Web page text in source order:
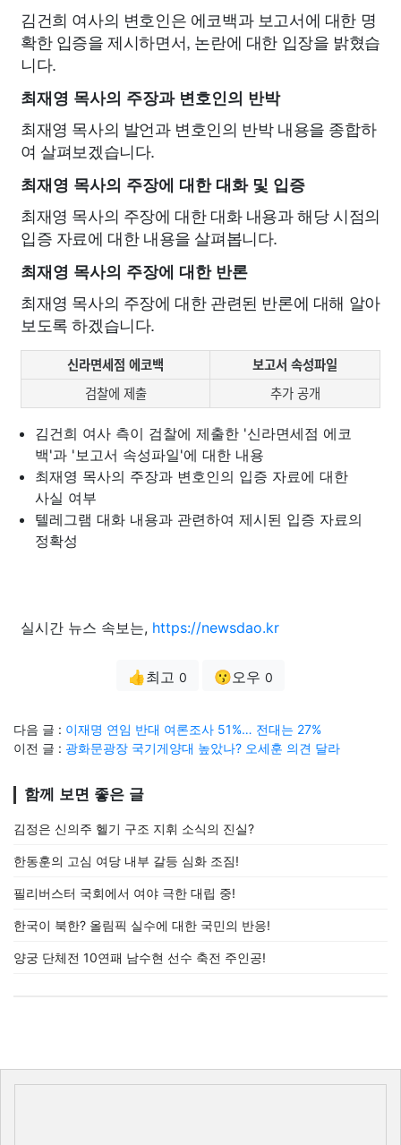
김건희 여사의 변호인은 에코백과 보고서에 대한 명
확한 입증을 제시하면서, 논란에 대한 입장을 밝혔습
니다.
최재영 목사의 주장과 변호인의 반박
최재영 목사의 발언과 변호인의 반박 내용을 종합하
여 살펴보겠습니다.
최재영 목사의 주장에 대한 대화 및 입증
최재영 목사의 주장에 대한 대화 내용과 해당 시점의
입증 자료에 대한 내용을 살펴봅니다.
최재영 목사의 주장에 대한 반론
최재영 목사의 주장에 대한 관련된 반론에 대해 알아
보도록 하겠습니다.
신라면세점 에코백
보고서 속성파일
검찰에 제출
추가 공개
김건희 여사 측이 검찰에 제출한 '신라면세점 에코
백'과 '보고서 속성파일'에 대한 내용
최재영 목사의 주장과 변호인의 입증 자료에 대한
사실 여부
텔레그램 대화 내용과 관련하여 제시된 입증 자료의
정확성
실시간 뉴스 속보는, https://newsdao.kr
👍최고 0 😗오우 0
다음 글 : 이재명 연임 반대 여론조사 51%… 전대는 27%
이전 글 : 광화문광장 국기게양대 높았나? 오세훈 의견 달라
함께 보면 좋은 글
김정은 신의주 헬기 구조 지휘 소식의 진실?
한동훈의 고심 여당 내부 갈등 심화 조짐!
필리버스터 국회에서 여야 극한 대립 중!
한국이 북한? 올림픽 실수에 대한 국민의 반응!
양궁 단체전 10연패 남수현 선수 축전 주인공!